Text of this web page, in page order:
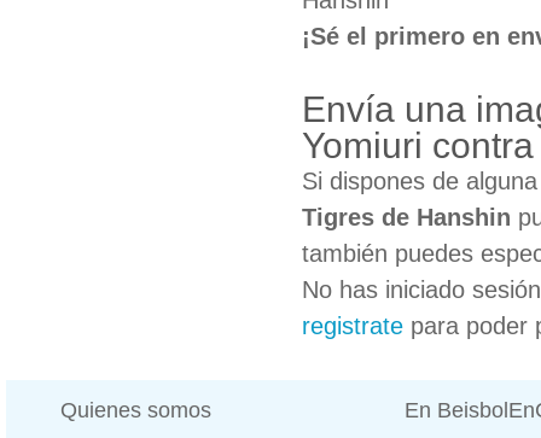
¡Sé el primero en
Envía una
Yomiuri
Si dispones de
Tigres de Hanshin
también puedes
No has iniciado
registrate para poder
Quienes somos En